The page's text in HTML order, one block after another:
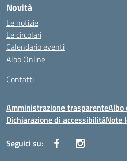
Novità
Le notizie
Le circolari
Calendario eventi
Albo Online
Contatti
Amministrazione trasparenteAlbo
Dichiarazione di accessibilitàNote
Seguici su: